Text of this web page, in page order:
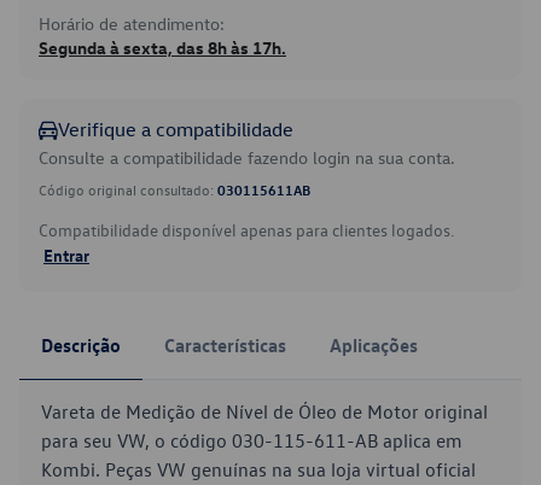
Horário de atendimento:
Segunda à sexta, das 8h às 17h.
Verifique a compatibilidade
Consulte a compatibilidade fazendo login na sua conta.
Código original consultado: 030115611AB
Compatibilidade disponível apenas para clientes logados.
Entrar
Descrição Características Aplicações
Vareta de Medição de Nível de Óleo de Motor original
para seu VW, o código 030-115-611-AB aplica em
Kombi. Peças VW genuínas na sua loja virtual oficial